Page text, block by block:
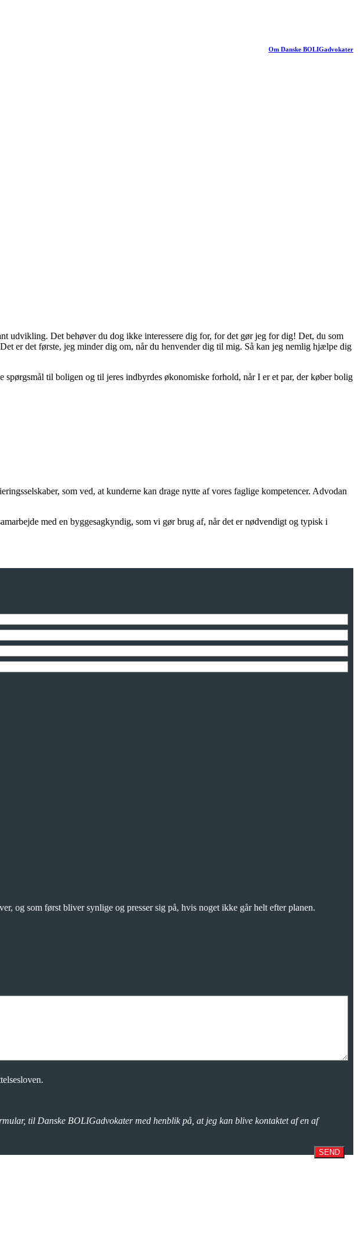
Om Danske BOLIGadvokater
udvikling. Det behøver du dog ikke interessere dig for, for det gør jeg for dig! Det, du som
er det første, jeg minder dig om, når du henvender dig til mig. Så kan jeg nemlig hjælpe dig
til boligen og til jeres indbyrdes økonomiske forhold, når I er et par, der køber bolig
som ved, at kunderne kan drage nytte af vores faglige kompetencer. Advodan
med en byggesagkyndig, som vi gør brug af, når det er nødvendigt og typisk i
og som først bliver synlige og presser sig på, hvis noget ikke går helt efter planen.
til Danske BOLIGadvokater med henblik på, at jeg kan blive kontaktet af en af
SEND